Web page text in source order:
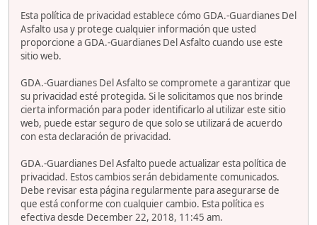
Esta política de privacidad establece cómo GDA.-Guardianes Del
Asfalto usa y protege cualquier información que usted
proporcione a GDA.-Guardianes Del Asfalto cuando use este
sitio web.
GDA.-Guardianes Del Asfalto se compromete a garantizar que
su privacidad esté protegida. Si le solicitamos que nos brinde
cierta información para poder identificarlo al utilizar este sitio
web, puede estar seguro de que solo se utilizará de acuerdo
con esta declaración de privacidad.
GDA.-Guardianes Del Asfalto puede actualizar esta política de
privacidad. Estos cambios serán debidamente comunicados.
Debe revisar esta página regularmente para asegurarse de
que está conforme con cualquier cambio. Esta política es
efectiva desde December 22, 2018, 11:45 am.